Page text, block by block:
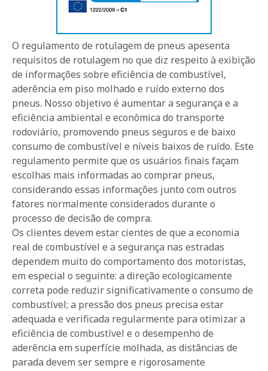
O regulamento de rotulagem de pneus apesenta
requisitos de rotulagem no que diz respeito à exibição
de informações sobre eficiência de combustível,
aderência em piso molhado e ruído externo dos
pneus. Nosso objetivo é aumentar a segurança e a
eficiência ambiental e econômica do transporte
rodoviário, promovendo pneus seguros e de baixo
consumo de combustível e níveis baixos de ruído. Este
regulamento permite que os usuários finais façam
escolhas mais informadas ao comprar pneus,
considerando essas informações junto com outros
fatores normalmente considerados durante o
processo de decisão de compra.
Os clientes devem estar cientes de que a economia
real de combustível e a segurança nas estradas
dependem muito do comportamento dos motoristas,
em especial o seguinte: a direção ecologicamente
correta pode reduzir significativamente o consumo de
combustível; a pressão dos pneus precisa estar
adequada e verificada regularmente para otimizar a
eficiência de combustível e o desempenho de
aderência em superfície molhada, as distâncias de
parada devem ser sempre e rigorosamente